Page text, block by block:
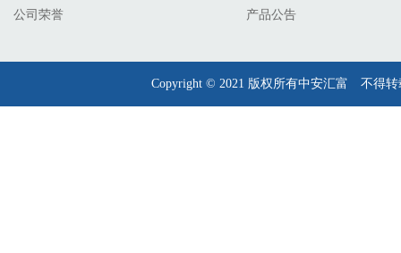
公司荣誉
产品公告
Copyright © 2021 版权所有中安汇富 不得